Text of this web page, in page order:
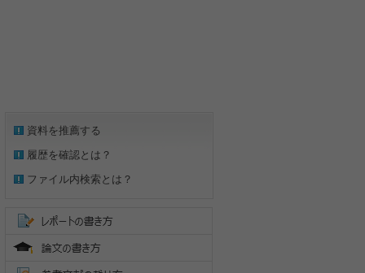
資料を推薦する
履歴を確認とは？
ファイル内検索とは？